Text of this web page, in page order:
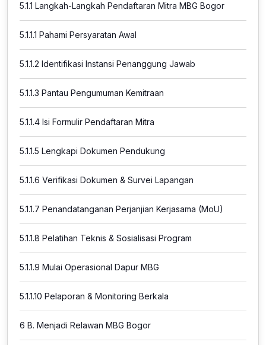
5.1.1 Langkah-Langkah Pendaftaran Mitra MBG Bogor
5.1.1.1 Pahami Persyaratan Awal
5.1.1.2 Identifikasi Instansi Penanggung Jawab
5.1.1.3 Pantau Pengumuman Kemitraan
5.1.1.4 Isi Formulir Pendaftaran Mitra
5.1.1.5 Lengkapi Dokumen Pendukung
5.1.1.6 Verifikasi Dokumen & Survei Lapangan
5.1.1.7 Penandatanganan Perjanjian Kerjasama (MoU)
5.1.1.8 Pelatihan Teknis & Sosialisasi Program
5.1.1.9 Mulai Operasional Dapur MBG
5.1.1.10 Pelaporan & Monitoring Berkala
6 B. Menjadi Relawan MBG Bogor